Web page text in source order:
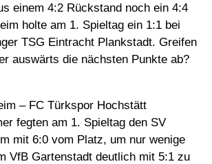
einem 4:2 Rückstand noch ein 4:4
holte am 1. Spieltag ein 1:1 bei
TSG Eintracht Plankstadt. Greifen
auswärts die nächsten Punkte ab?
– FC Türkspor Hochstätt
fegten am 1. Spieltag den SV
mit 6:0 vom Platz, um nur wenige
VfB Gartenstadt deutlich mit 5:1 zu